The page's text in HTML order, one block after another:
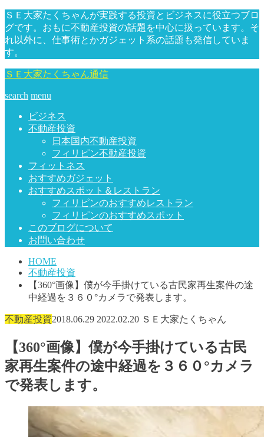
ＳＥ大家たくちゃんが実践する投資とビジネスに役立つブロ
グです。おもに不動産投資の話題を中心に扱っています。そ
れ以外に、仕事術とかガジェット系の話題も発信していま
す。
ＳＥ大家たくちゃん通信
search menu
ビジネス
不動産投資
日本国内不動産投資
フィリピン不動産投資
フィットネス
おすすめガジェット
おすすめスポット＆レストラン
フィリピンのおすすめレストラン
フィリピンのおすすめスポット
このブログについて
お問い合わせ
HOME
不動産投資
【360°画像】僕が今手掛けている古民家再生案件の途
中経過を３６０°カメラで発表します。
不動産投資2018.06.29 2022.02.20 ＳＥ大家たくちゃん
【360°画像】僕が今手掛けている古民
家再生案件の途中経過を３６０°カメラ
で発表します。